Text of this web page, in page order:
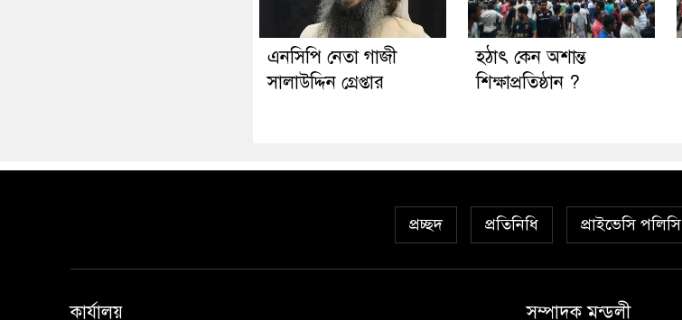
এনসিপি নেতা গাজী
সালাউদ্দিন গ্রেপ্তার
হঠাৎ কেন অশান্ত
শিক্ষাপ্রতিষ্ঠান ?
প্রচ্ছদ প্রতিনিধি প্রাইভেসি পলিসি
কার্যালয় সম্পাদক মন্ডলী